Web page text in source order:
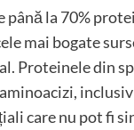
la 70%
mai bogate
Proteinele din
care nu pot fi